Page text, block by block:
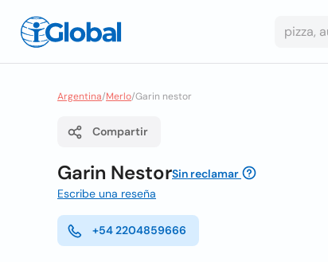
Argentina/Merlo/Garin nestor
Compartir
Garin NestorSin reclamar
Escribe una reseña
+54 2204859666